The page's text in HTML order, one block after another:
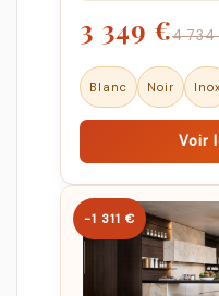
3 349 €4
Blanc Noir Inox
Voir
−1 311 €